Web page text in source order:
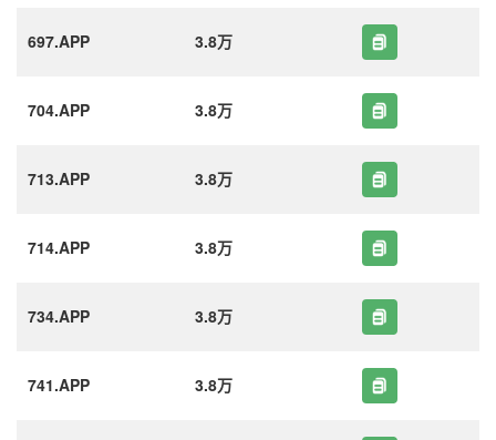
697.APP 3.8万
704.APP 3.8万
713.APP 3.8万
714.APP 3.8万
734.APP 3.8万
741.APP 3.8万